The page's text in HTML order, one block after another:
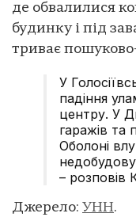
де обвалилися
будинку і під
триває
У
падіння
центру. У
гаражів та
Оболоні
недобудову
– розповів
Джерело: УНН.